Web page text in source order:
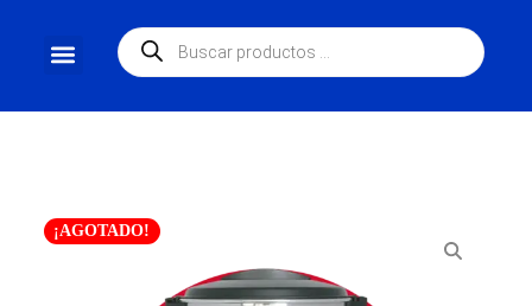
¡AGOTADO!